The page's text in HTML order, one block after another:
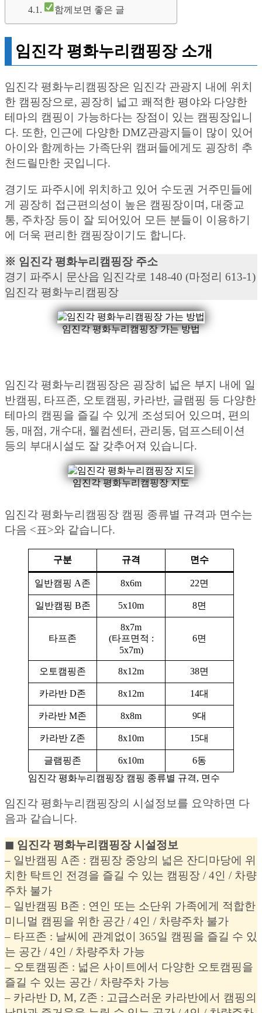
함께보면 좋은 글
임진각 평화누리캠핑장 소개
임진각 평화누리캠핑장은 임진각 관광지 내에 위치
한 캠핑장으로, 굉장히 넓고 쾌적한 평야와 다양한
테마의 캠핑이 가능하다는 장점이 있는 캠핑장입니
다. 또한, 인근에 다양한 DMZ관광지들이 많이 있어
아이와 함께하는 가족단위 캠퍼들에게도 굉장히 추
천드릴만한 곳입니다.
경기도 파주시에 위치하고 있어 수도권 거주민들에
게 굉장히 접근편의성이 높은 캠핑장이며, 대중교
통, 주차장 등이 잘 되어있어 모든 분들이 이용하기
에 더욱 편리한 캠핑장이기도 합니다.
※ 임진각 평화누리캠핑장 주소
경기 파주시 문산읍 임진각로 148-40 (마정리 613-1)
임진각 평화누리캠핑장
임진각 평화누리캠핑장 가는 방법
임진각 평화누리캠핑장은 굉장히 넓은 부지 내에 일
반캠핑, 타프존, 오토캠핑, 카라반, 글램핑 등 다양한
테마의 캠핑을 즐길 수 있게 조성되어 있으며, 편의
동, 매점, 개수대, 웰컴센터, 관리동, 덤프스테이션
등의 부대시설도 잘 갖추어져 있습니다.
임진각 평화누리캠핑장 지도
임진각 평화누리캠핑장 캠핑 종류별 규격과 면수는
다음 <표>와 같습니다.
구분 규격 면수
일반캠핑 A존 8x6m 22면
일반캠핑 B존 5x10m 8면
타프존
8x7m
(타프면적 :
5x7m)
6면
오토캠핑존 8x12m 38면
카라반 D존 8x12m 14대
카라반 M존 8x8m 9대
카라반 Z존 8x10m 15대
글램핑존 6x10m
6동
임진각 평화누리캠핑장 캠핑 종류별 규격, 면수
임진각 평화누리캠핑장의 시설정보를 요약하면 다
음과 같습니다.
◼︎ 임진각 평화누리캠핑장 시설정보
– 일반캠핑 A존 : 캠핑장 중앙의 넓은 잔디마당에 위
치한 탁트인 전경을 즐길 수 있는 캠핑장 / 4인 / 차량
주차 불가
– 일반캠핑 B존 : 연인 또는 소단위 가족에게 적합한
미니멀 캠핑을 위한 공간 / 4인 / 차량주차 불가
– 타프존 : 날씨에 관계없이 365일 캠핑을 즐길 수 있
는 공간 / 4인 / 차량주차 가능
– 오토캠핑존 : 넓은 사이트에서 다양한 오토캠핑을
즐길 수 있는 공간 / 차량주차 가능
– 카라반 D, M, Z존 : 고급스러운 카라반에서 캠핑의